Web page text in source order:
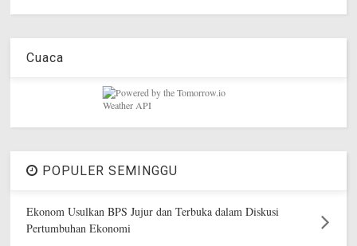
Cuaca
POPULER SEMINGGU
Ekonom Usulkan BPS Jujur dan Terbuka dalam Diskusi
Pertumbuhan Ekonomi